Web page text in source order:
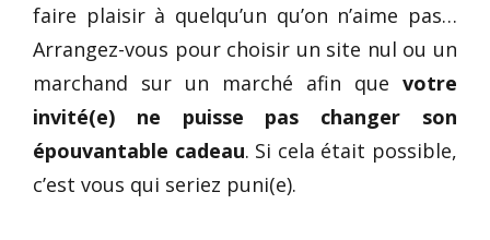
faire plaisir à quelqu’un qu’on n’aime pas…
Arrangez-vous pour choisir un site nul ou un
marchand sur un marché afin que votre
invité(e) ne puisse pas changer son
épouvantable cadeau. Si cela était possible,
c’est vous qui seriez puni(e).